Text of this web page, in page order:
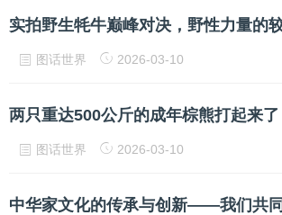
图话世界 2026-03-10
两只重达500公斤的成年棕熊打起来了
图话世界 2026-03-10
中华家文化的传承与创新——我们共